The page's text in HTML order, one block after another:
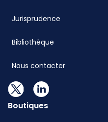
Jurisprudence
Bibliothèque
Nous contacter
Boutiques